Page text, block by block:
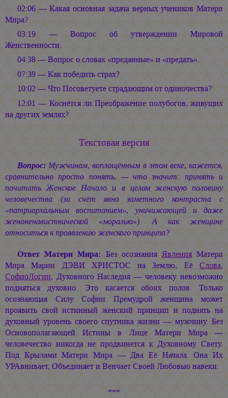
02:06 — Какая основная задача верных учеников Матери
Мира?
03:19 — Вопрос об утверждении Мировой
Женственности.
04:38 — Вопрос о словах «преданные» и «предать».
07:39 — Как победить страх?
10:02 — Что Посоветуете страдающим от одиночества?
12:01 — Коснётся ли Преображение полубогов, живущих
на других землях?
Текстовая версия
Вопрос: Мужчинам, воплощённым в этом веке, кажется,
сравнительно просто понять, — что значит: принять и
почитать Женское Начало и в целом женскую половину
человечества (за счёт явно заметного контраста с
«патриархальным воспитанием», уничижающей и даже
женоненавистнической «моралью»). А как женщине
относиться к проявлению женского принципа?
Ответ Матери Мира: Без осознания ЯвленияМатери
МираМарии ДЭВИ ХРИСТОС на Землю, ЕёСлова,
СофиоЛогии, Духовного Наследия — человеку невозможно
подняться духовно. Это касается обоих полов. Только
осознающая Силу Софии Премудрой женщина может
проявить свой истинный женский принцип и поднять на
духовный уровень своего спутника жизни — мужчину. Без
Основополагающей Истины в Лице Матери Мира —
человечество никогда не продвинется к Духовному Свету.
Под Крылами Матери Мира — Два Её Начала. Она Их
УРАвнивает, Объединяет и Венчает Своей Любовью навеки.
***